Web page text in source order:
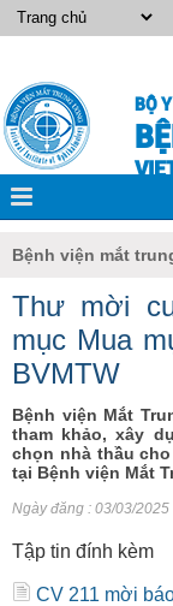
BỘ
Bệnh viện mắt
Thư mời
mục Mua
BVMTW
Bệnh viện Mắt
tham khảo, xây
chọn nhà thầu
tại Bệnh viện Mắt
Ngày đăng : 03/03/2025
Tập tin đính kèm
CV 211 mời